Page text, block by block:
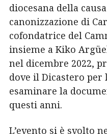
diocesana della
canonizzazione di
cofondatrice del
insieme a Kiko
nel dicembre 2022,
dove il Dicastero per
esaminare la
questi anni.
L’evento si è svolto